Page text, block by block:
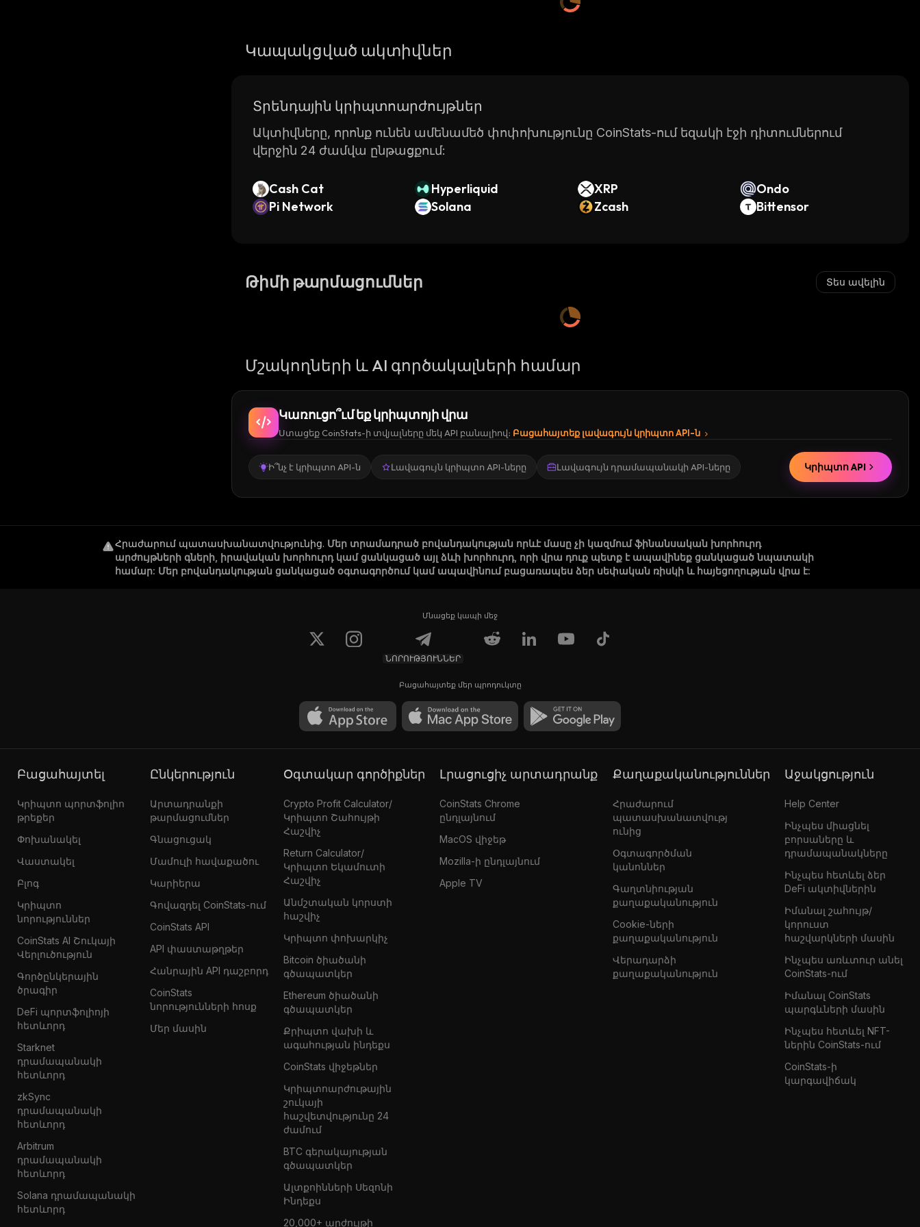
Կապակցված ակտիվներ
Տրենդային կրիպտոարժույթներ
Ակտիվները, որոնք ունեն ամենամեծ փոփոխությունը CoinStats-ում եզակի էջի դիտումներում
վերջին 24 ժամվա ընթացքում:
Cash Cat Hyperliquid XRP
Ondo
Pi Network
Solana Zcash Bittensor
Թիմի թարմացումներ Տես ավելին
Մշակողների և AI գործակալների համար
Կառուցո՞ւմ եք կրիպտոյի վրա
Ստացեք CoinStats-ի տվյալները մեկ API բանալիով։ Բացահայտեք լավագույն կրիպտո API-ն
Ի՞նչ է կրիպտո API-ն Լավագույն կրիպտո API-ները Լավագույն դրամապանակի API-ները Կրիպտո API
Հրաժարում պատասխանատվությունից. Մեր տրամադրած բովանդակության որևէ մասը չի կազմում ֆինանսական խորհուրդ
արժույթների գների, իրավական խորհուրդ կամ ցանկացած այլ ձևի խորհուրդ, որի վրա դուք պետք է ապավինեք ցանկացած նպատակի
համար: Մեր բովանդակության ցանկացած օգտագործում կամ ապավինում բացառապես ձեր սեփական ռիսկի և հայեցողության վրա է:
Մնացեք կապի մեջ
ՆՈՐՈՒԹՅՈՒՆՆԵՐ
Բացահայտեք մեր պրոդուկտը
Բացահայտել
Կրիպտո պորտֆոլիո
թրեքեր
Փոխանակել
Վաստակել
Բլոգ
Կրիպտո
նորություններ
CoinStats AI Շուկայի
Վերլուծություն
Գործընկերային
ծրագիր
DeFi պորտֆոլիոյի
հետևորդ
Starknet
դրամապանակի
հետևորդ
zkSync
դրամապանակի
հետևորդ
Arbitrum
դրամապանակի
հետևորդ
Solana դրամապանակի
հետևորդ
Ընկերություն
Արտադրանքի
թարմացումներ
Գնացուցակ
Մամուլի հավաքածու
Կարիերա
Գովազդել CoinStats-ում
CoinStats API
API փաստաթղթեր
Հանրային API դաշբորդ
CoinStats
նորությունների հոսք
Մեր մասին
Օգտակար գործիքներ
Crypto Profit Calculator/
Կրիպտո Շահույթի
Հաշվիչ
Return Calculator/
Կրիպտո Եկամուտի
Հաշվիչ
Անմշտական կորստի
հաշվիչ
Կրիպտո փոխարկիչ
Bitcoin ծիածանի
գծապատկեր
Ethereum ծիածանի
գծապատկեր
Քրիպտո վախի և
ագահության ինդեքս
CoinStats վիջեթներ
Կրիպտոարժութային
շուկայի
հաշվետվությունը 24
ժամում
BTC գերակայության
գծապատկեր
Ալտքոինների Սեզոնի
Ինդեքս
20,000+ արժույթի
Լրացուցիչ արտադրանք
CoinStats Chrome
ընդլայնում
MacOS վիջեթ
Mozilla-ի ընդլայնում
Apple TV
Քաղաքականություններ
Հրաժարում
պատասխանատվությ
ունից
Օգտագործման
կանոններ
Գաղտնիության
քաղաքականություն
Cookie-ների
քաղաքականություն
Վերադարձի
քաղաքականություն
Աջակցություն
Help Center
Ինչպես միացնել
բորսաները և
դրամապանակները
Ինչպես հետևել ձեր
DeFi ակտիվներին
Իմանալ շահույթ/
կորուստ
հաշվարկների մասին
Ինչպես առևտուր անել
CoinStats-ում
Իմանալ CoinStats
պարգևների մասին
Ինչպես հետևել NFT-
ներին CoinStats-ում
CoinStats-ի
կարգավիճակ